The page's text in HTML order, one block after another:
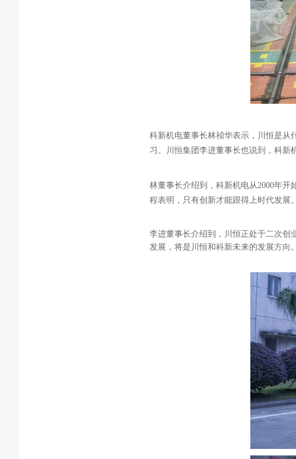
科新机电董事长林祯华表示，川恒是从
习。川恒集团李进董事长也说到，科新
林董事长介绍到，科新机电从2000年开
程表明，只有创新才能跟得上时代发展。
李进董事长介绍到，川恒正处于二次创
发展，将是川恒和科新未来的发展方向。